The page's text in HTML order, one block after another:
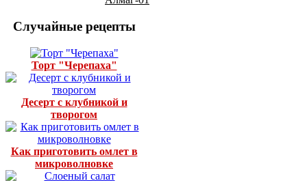
Случайные рецепты
Торт "Черепаха"
Десерт с клубникой и
творогом
Как приготовить омлет в
микроволновке